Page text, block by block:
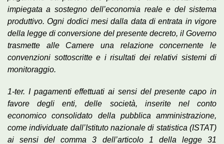
impiegata a sostegno dell’economia reale e del sistema
produttivo. Ogni dodici mesi dalla data di entrata in vigore
della legge di conversione del presente decreto, il Governo
trasmette alle Camere una relazione concernente le
convenzioni sottoscritte e i risultati dei relativi sistemi di
monitoraggio.
1-ter. I pagamenti effettuati ai sensi del presente capo in
favore degli enti, delle società, inserite nel conto
economico consolidato della pubblica amministrazione,
come individuate dall’Istituto nazionale di statistica (ISTAT)
ai sensi del comma 3 dell’articolo 1 della legge 31